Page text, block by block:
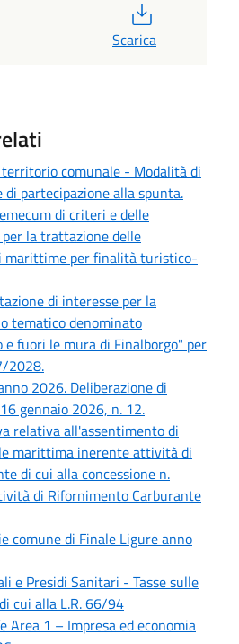
Scarica
comunale - Modalità di
partecipazione alla spunta.
di criteri e delle
la trattazione delle
marittime per finalità turistico-
di interesse per la
tematico denominato
fuori le mura di Finalborgo" per
2028.
2026. Deliberazione di
gennaio 2026, n. 12.
relativa all'assentimento di
marittima inerente attività di
di cui alla concessione n.
di Rifornimento Carburante
comune di Finale Ligure anno
e Presidi Sanitari - Tasse sulle
cui alla L.R. 66/94
Area 1 – Impresa ed economia